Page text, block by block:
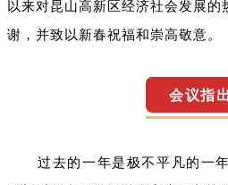
以来对昆山高新区经济社会发展
谢，并致以新春祝福和崇高敬意。
会议指
过去的一年是极不平凡的一